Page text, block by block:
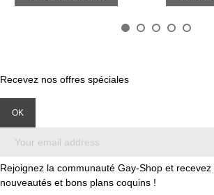
Recevez nos offres spéciales
Rejoignez la communauté Gay-Shop et recevez
nouveautés et bons plans coquins !